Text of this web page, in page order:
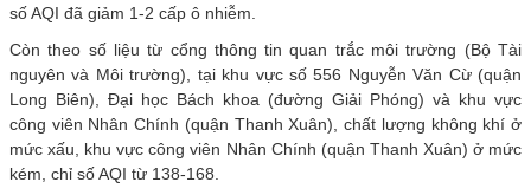
số AQI đã giảm 1-2 cấp ô nhiễm.
Còn theo số liệu từ cổng thông tin quan trắc môi trường (Bộ Tài
nguyên và Môi trường), tại khu vực số 556 Nguyễn Văn Cừ (quận
Long Biên), Đại học Bách khoa (đường Giải Phóng) và khu vực
công viên Nhân Chính (quận Thanh Xuân), chất lượng không khí ở
mức xấu, khu vực công viên Nhân Chính (quận Thanh Xuân) ở mức
kém, chỉ số AQI từ 138-168.